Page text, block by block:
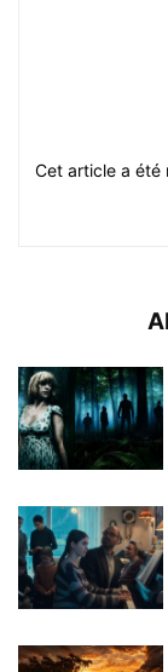
Cet article a été